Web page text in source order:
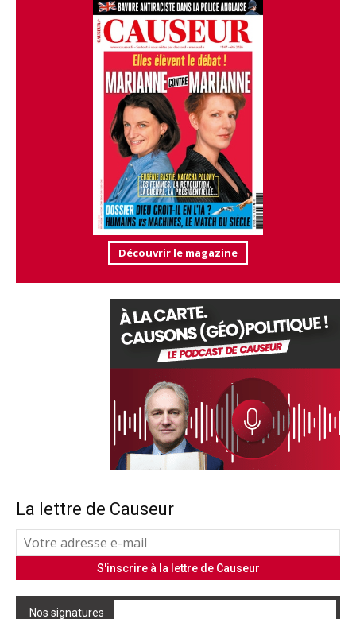
Découvrir le magazine
La lettre de Causeur
Nos signatures